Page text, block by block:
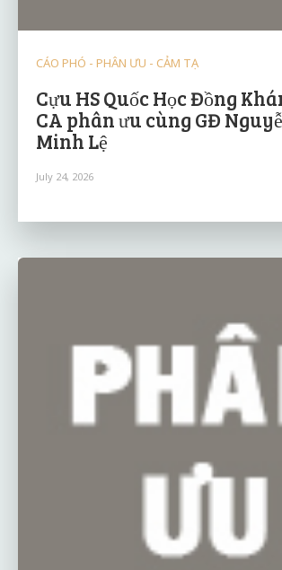
CÁO PHÓ - PHÂN ƯU - CẢM TẠ
Cựu HS Quốc Học Đồng
CA phân ưu cùng GĐ
Minh Lệ
July 24, 2026